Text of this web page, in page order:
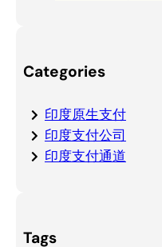
Categories
印度原生支付
印度支付公司
印度支付通道
Tags